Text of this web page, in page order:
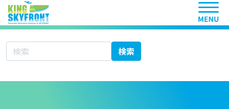
ヘッ
サイト内検索 検索